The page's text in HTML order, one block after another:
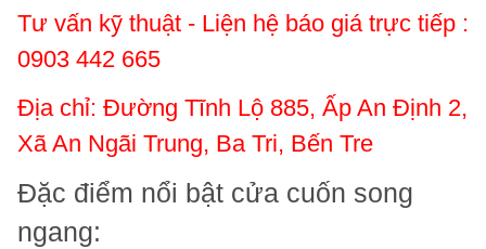
Tư vấn kỹ thuật - Liện hệ báo giá trực tiếp :
0903 442 665
Địa chỉ: Đường Tĩnh Lộ 885, Ấp An Định 2,
Xã An Ngãi Trung, Ba Tri, Bến Tre
Đặc điểm nổi bật cửa cuốn song
ngang: